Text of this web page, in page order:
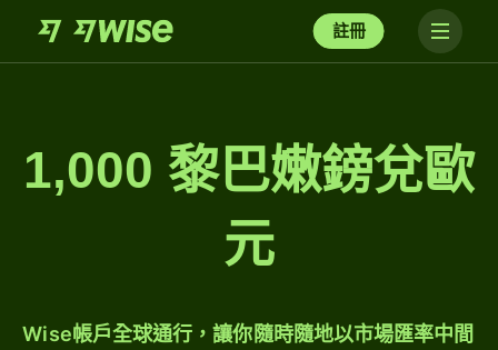
註冊
1,000 黎巴嫩鎊兌歐
元
Wise帳戶全球通行，讓你隨時隨地以市場匯率中間